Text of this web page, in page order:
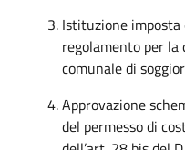
Istituzione imposta
regolamento per
comunale di
Approvazione
del permesso di